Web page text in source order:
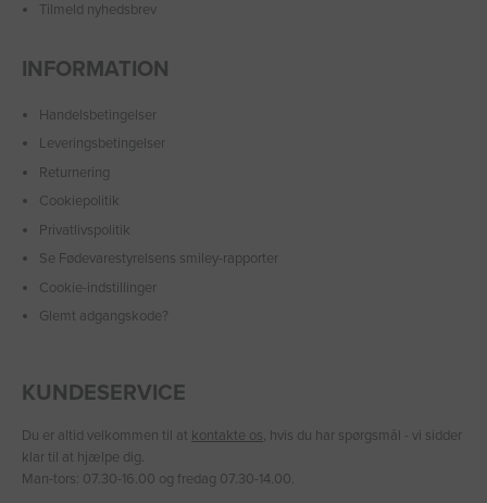
Tilmeld nyhedsbrev
INFORMATION
Handelsbetingelser
Leveringsbetingelser
Returnering
Cookiepolitik
Privatlivspolitik
Se Fødevarestyrelsens smiley-rapporter
Cookie-indstillinger
Glemt adgangskode?
KUNDESERVICE
Du er altid velkommen til at kontakte os, hvis du har spørgsmål - vi sidder
klar til at hjælpe dig.
Man-tors: 07.30-16.00 og fredag 07.30-14.00.